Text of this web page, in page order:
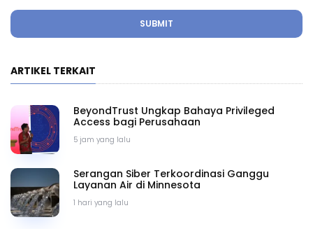
SUBMIT
ARTIKEL TERKAIT
5 jam yang lalu
BeyondTrust Ungkap Bahaya Privileged
Access bagi Perusahaan
1 hari yang lalu
Serangan Siber Terkoordinasi Ganggu
Layanan Air di Minnesota